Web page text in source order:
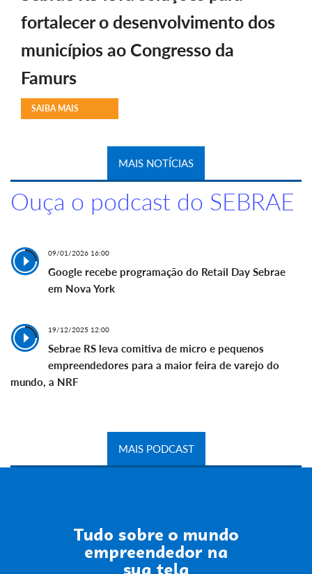
fortalecer o desenvolvimento dos
municípios ao Congresso da
Famurs
SAIBA MAIS
MAIS NOTÍCIAS
Ouça o podcast do SEBRAE
09/01/2026 16:00
Google recebe programação do Retail Day Sebrae
em Nova York
19/12/2025 12:00
Sebrae RS leva comitiva de micro e pequenos
empreendedores para a maior feira de varejo do
mundo, a NRF
MAIS PODCAST